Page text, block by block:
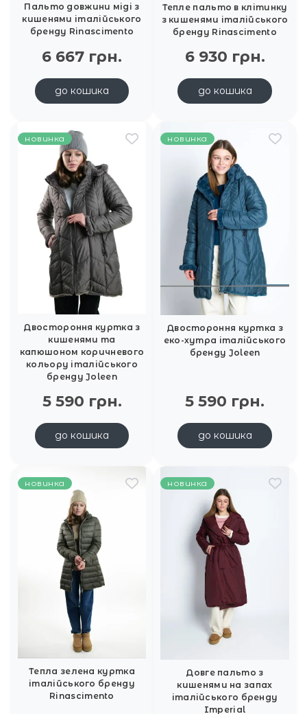
Пальто довжини міді з
кишенями італійського
бренду Rinascimento
6 667 грн.
до кошика
Тепле пальто в клітинку
з кишенями італійського
бренду Rinascimento
6 930 грн.
до кошика
новинка
Двостороння куртка з
кишенями та
капюшоном коричневого
кольору італійського
бренду Joleen
5 590 грн.
до кошика
новинка
Двостороння куртка з
еко-хутра італійського
бренду Joleen
5 590 грн.
до кошика
новинка
Тепла зелена куртка
італійського бренду
Rinascimento
новинка
Довге пальто з
кишенями на запах
італійського бренду
Imperial